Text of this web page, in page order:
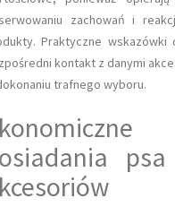
zachowań i
Praktyczne wskazówki
kontakt z danymi
trafnego wyboru.